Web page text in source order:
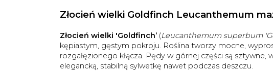
Złocień wielki Goldfinch Leucanthemum
Złocień wielki 'Goldfinch’ (Leucanthemum superbum
kępiastym, gęstym pokroju. Roślina tworzy mocne,
rozgałęzionego kłącza. Pędy w górnej części są sztywne,
elegancką, stabilną sylwetkę nawet podczas deszczu.